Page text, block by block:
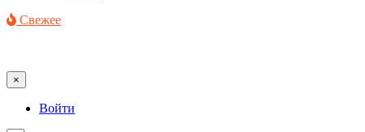
Свежее
×
Войти